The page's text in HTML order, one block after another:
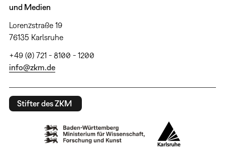
und Medien
Lorenzstraße 19
76135 Karlsruhe
+49 (0) 721 - 8100 - 1200
info@zkm.de
Stifter des ZKM